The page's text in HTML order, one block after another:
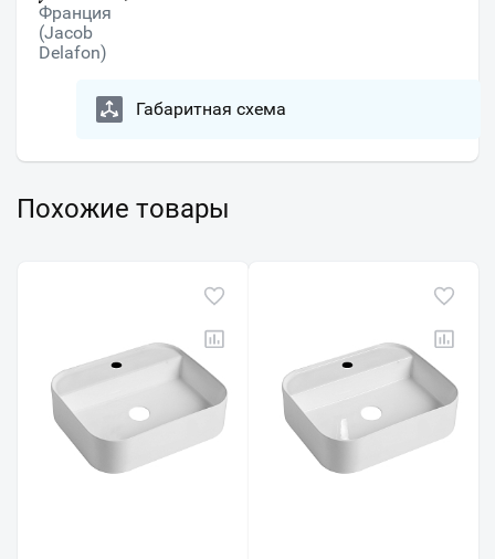
Франция
(Jacob
Delafon)
Габаритная схема
Похожие товары